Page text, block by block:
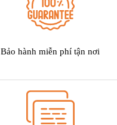
Bảo hành miễn phí tận nơi